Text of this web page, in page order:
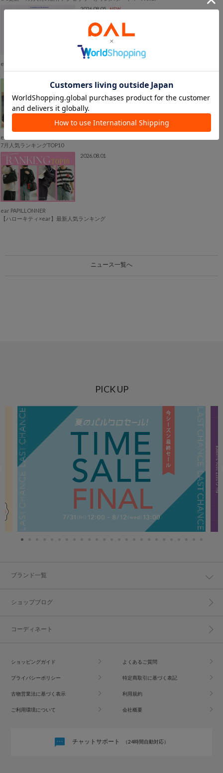
2026.08.05 NEW
ear PAPILLONNER
【告知】パルのキュン祭り 2026 Autumn Fashion Fes 開催！
2026.08.04 NEW
ear PAPILLONNER
7月人気ランキングTOP10
2026.08.01
ear PAPILLONNER
【ハローキティ×ear】最新人気ランキング
ニュース一覧へ
PICK UP
ブランド一覧
ショップブログ
コーディネート
ショッピングガイド よくあるご質問
プライバシーポリシー 特定商取引に基づく表記
古物営業法に基づく表示 利用規約
ご利用環境について 会社概要
チャットサポート （24時間自動対応）